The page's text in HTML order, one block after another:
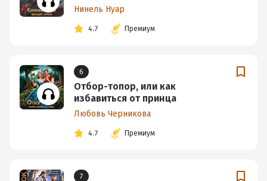
Нинель Нуар
4.7 Премиум
6
Отбор-топор, или как
избавиться от принца
Любовь Черникова
4.7 Премиум
7